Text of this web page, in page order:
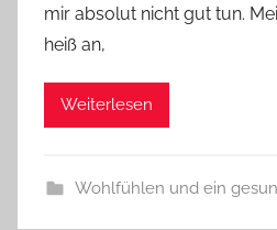
mir absolut nicht gut tun.
heiß an,
Weiterlesen
Wohlfühlen und ein